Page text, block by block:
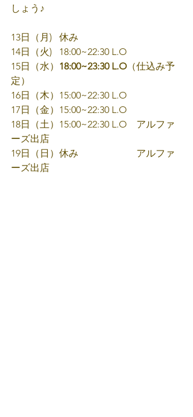
しょう♪
13日（月)   休み
14日（火)   18:00~22:30 L.O
15日（水） 18:00~23:30 L.O（仕込み予
定）
16日（木）15:00~22:30 L.O
17日（金）15:00~22:30 L.O
18日（土）15:00~22:30 L.O　アルファ
ーズ出店
19日（日）休み　　　　　　アルファ
ーズ出店